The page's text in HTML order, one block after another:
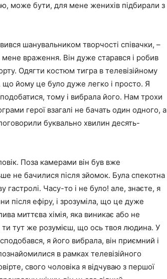
може бути, для мене женихів підбирали з
шанувальником творчості співачки, –
враження. Він дуже старався і робив
Одягти костюм тигра в телевізійному
йому це було дуже легко і просто. Я
тому і вибрала його. Нам трохи
герої взагалі не бачать один одного, а
буквально хвилин десять-
Поза камерами він був вже
не бачилися після зйомок. Була спекотна
гастролі. Часу-то і не було! але, знаєте, я
після ефіру, і зрозуміла, що це дуже
миттєва хімія, яка виникає або не
ти тут же розумієш, що ось твоя людина. У
я його вибрала, він приємний і
в рамках телевізійного
свого чоловіка я відчуваю з першої